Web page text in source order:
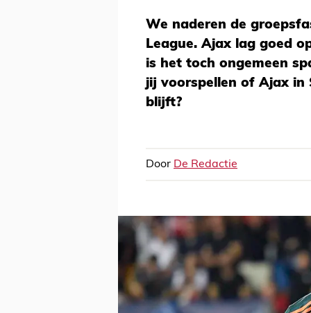
We naderen de
League. Ajax lag goed
is het toch ongemeen
jij voorspellen of Ajax in
blijft?
Door De Redactie